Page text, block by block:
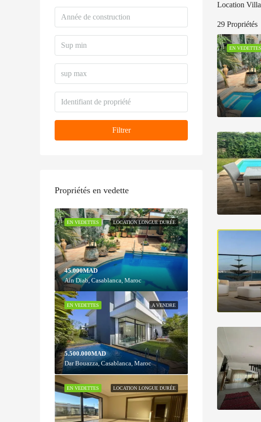
Location Villa
29 Propriétés
EN VEDETTES
Filtrer
Propriétés en vedette
LOCATION LONGUE DURÉE
EN VEDETTES
45.000MAD
Ain Diab, Casablanca, Maroc
A VENDRE
EN VEDETTES
5.500.000MAD
Dar Bouazza, Casablanca, Maroc
LOCATION LONGUE DURÉE
EN VEDETTES